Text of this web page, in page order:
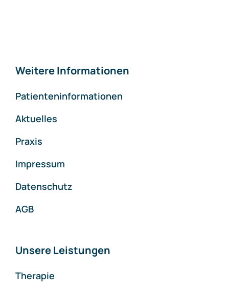
Unsere Leistungen
Therapie
Weitere Informationen
Patienteninformationen
Aktuelles
Praxis
Impressum
Datenschutz
AGB